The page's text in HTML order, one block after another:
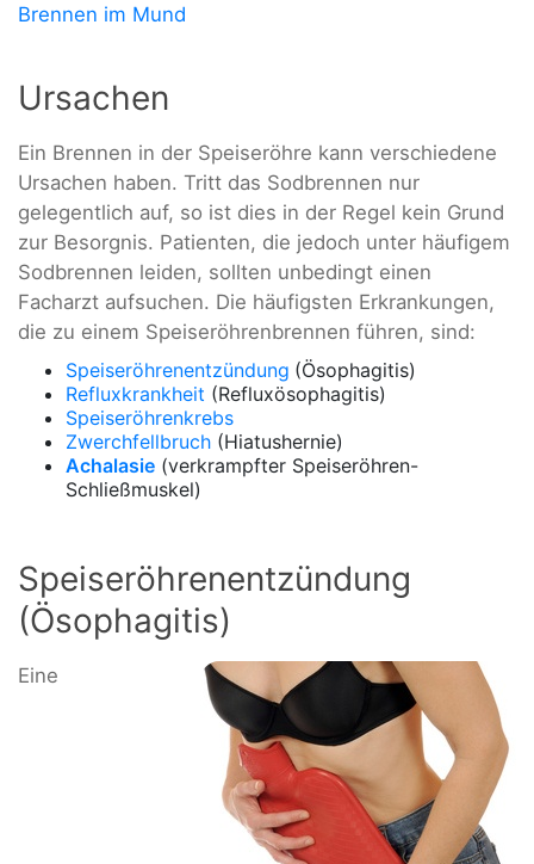
Brennen im Mund
Ursachen
Ein Brennen in der Speiseröhre kann verschiedene
Ursachen haben. Tritt das Sodbrennen nur
gelegentlich auf, so ist dies in der Regel kein Grund
zur Besorgnis. Patienten, die jedoch unter häufigem
Sodbrennen leiden, sollten unbedingt einen
Facharzt aufsuchen. Die häufigsten Erkrankungen,
die zu einem Speiseröhrenbrennen führen, sind:
Speiseröhrenentzündung (Ösophagitis)
Refluxkrankheit (Refluxösophagitis)
Speiseröhrenkrebs
Zwerchfellbruch (Hiatushernie)
Achalasie (verkrampfter Speiseröhren-
Schließmuskel)
Speiseröhrenentzündung
(Ösophagitis)
Eine